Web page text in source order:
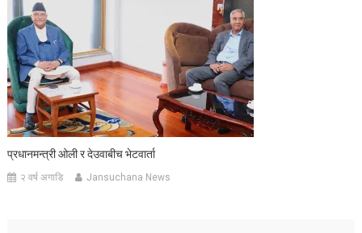
प्रधानमन्त्री ओली र देउवाबीच भेटवार्ता
२ वर्ष अगाडि Jansuchana News